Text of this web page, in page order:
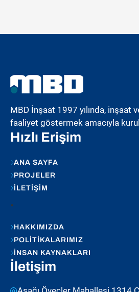
MBD İnşaat 1997 yılında, inşaat
faaliyet göstermek amacıyla
Hızlı Erişim
ANA SAYFA
PROJELER
İLETIŞIM
.
HAKKIMIZDA
POLITIKALARIMIZ
İNSAN KAYNAKLARI
İletişim